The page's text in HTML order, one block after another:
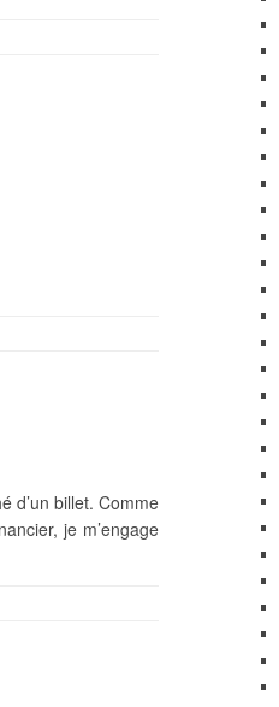
d’un billet. Comme
je m’engage